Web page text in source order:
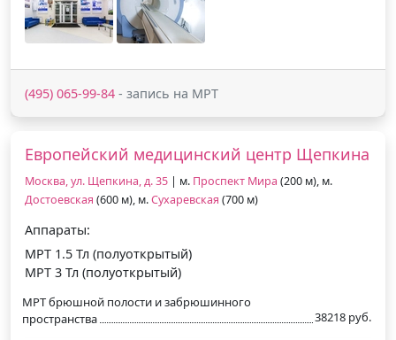
(495) 065-99-84 - запись на МРТ
Европейский медицинский центр Щепкина
Москва, ул. Щепкина, д. 35 | м. Проспект Мира (200 м), м.
Достоевская (600 м), м.Сухаревская (700 м)
Аппараты:
МРТ 1.5 Тл (полуоткрытый)
МРТ 3 Тл (полуоткрытый)
МРТ брюшной полости и забрюшинного
пространства
38218 руб.